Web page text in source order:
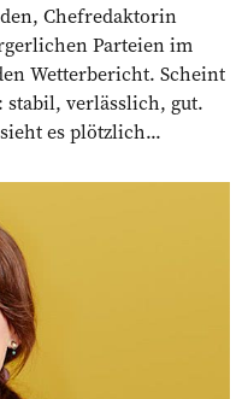
Chefredaktorin
­Parteien im
Wetterbericht. Scheint
stabil, verlässlich, gut.
es plötzlich...